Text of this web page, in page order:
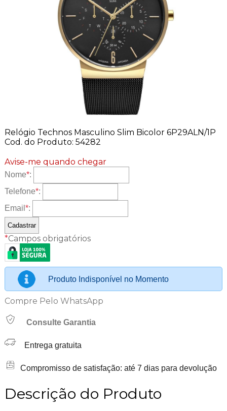
Relógio Technos Masculino Slim Bicolor 6P29ALN/1P
Cod. do Produto: 54282
Avise-me quando chegar
Nome*:
Telefone*:
Email *:
*Campos obrigatórios
Produto Indisponível no Momento
Compre Pelo WhatsApp
Consulte Garantia
Entrega gratuita
Compromisso de satisfação: até 7 dias para devolução
Descrição do Produto